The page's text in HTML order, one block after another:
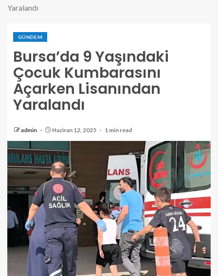
Yaralandı
GÜNDEM
Bursa’da 9 Yaşındaki
Çocuk Kumbarasını
Açarken Lisanından
Yaralandı
admin Haziran 12, 2025 1 min read